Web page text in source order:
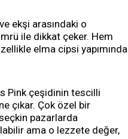
ekşi arasındaki o
ile dikkat çeker. Hem
elma cipsi yapımında
Pink çeşidinin tescilli
çıkar. Çok özel bir
pazarlarda
ama o lezzete değer,